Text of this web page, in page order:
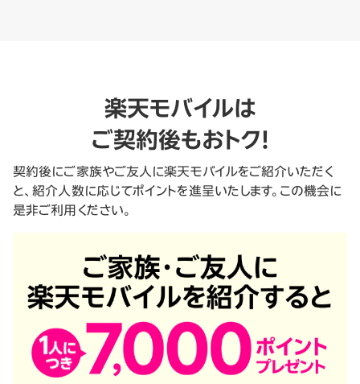
楽天モバイルは
ご契約後もおトク！
契約後にご家族やご友人に楽天モバイルをご紹介いただく
と、紹介人数に応じてポイントを進呈いたします。この機会に
是非ご利用ください。